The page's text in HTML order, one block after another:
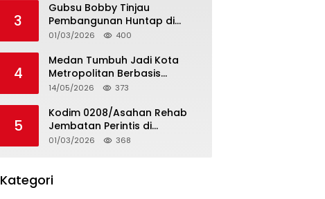
3
Gubsu Bobby Tinjau
Pembangunan Huntap di
Tapteng
01/03/2026 400
4
Medan Tumbuh Jadi Kota
Metropolitan Berbasis
Teknologi
14/05/2026 373
5
Kodim 0208/Asahan Rehab
Jembatan Perintis di
Mandarsah
01/03/2026 368
Kategori